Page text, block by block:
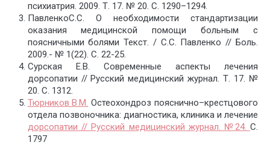
психиатрия. 2009. Т. 17. № 20. С. 1290–1294.
ПавленкоС.С. О необходимости стандартизации
оказания медицинской помощи больным с
поясничными болями Текст. / С.С. Павленко // Боль.
2009.- № 1(22). С. 22-25.
Сурская Е.В. Современные аспекты лечения
дорсопатии // Русский медицинский журнал. Т. 17. №
20. С. 1312.
Тюрников В.М. Остеохондроз пояснично–крестцового
отдела позвоночника: диагностика, клиника и лечение
дорсопатии // Русский медицинский журнал. №24. С.
1797